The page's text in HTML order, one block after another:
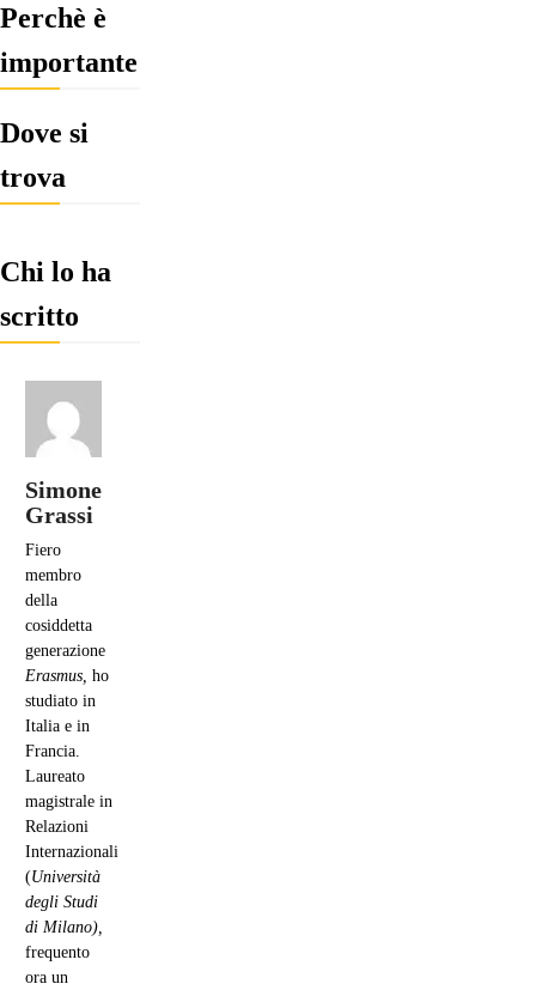
Perchè è
importante
Dove si
trova
Chi lo ha
scritto
Simone
Grassi
Fiero
membro
della
cosiddetta
generazione
Erasmus, ho
studiato in
Italia e in
Francia.
Laureato
magistrale in
Relazioni
Internazionali
(Università
degli Studi
di Milano),
frequento
ora un